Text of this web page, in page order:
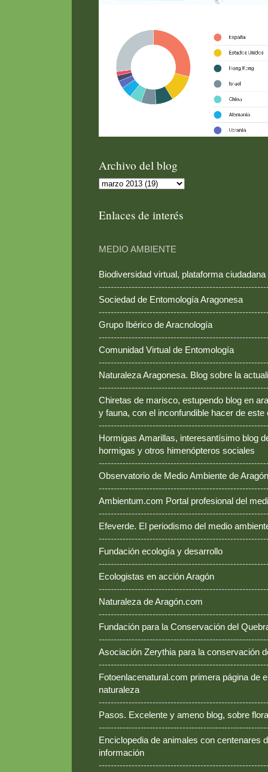
Archivo del blog
Enlaces de interés
MEDIO AMBIENTE
Biodiversidad virtual, plataforma ciudadana
Sociedad de Entomología Aragonesa
Grupo Ibérico de Aracnología
Comunidad Virtual de Entomología
Naturaleza Aragonesa. Blog sobre la
Chiretas de marisco, estupendo blog en
y fauna, con el inconfundible hacer de este
Hormigas Amarillas, interesantísimo blog
hormigas y otros himenópteros sociales
Observatorio de Medio Ambiente de Aragón
Ambientum.com Portal profesional del
Efeverde. El periodismo del medio
Fundación ecología y desarrollo
Ecologistas en acción Aragón
Naturaleza de Aragón.com
Fundación para la Conservación del
Asociación Zerythia para la conservación
Fotoenlacenatural.com primera página de
naturaleza
Pasos. Excelente y ameno blog, sobre
Enciclopedia de animales con centenares
información